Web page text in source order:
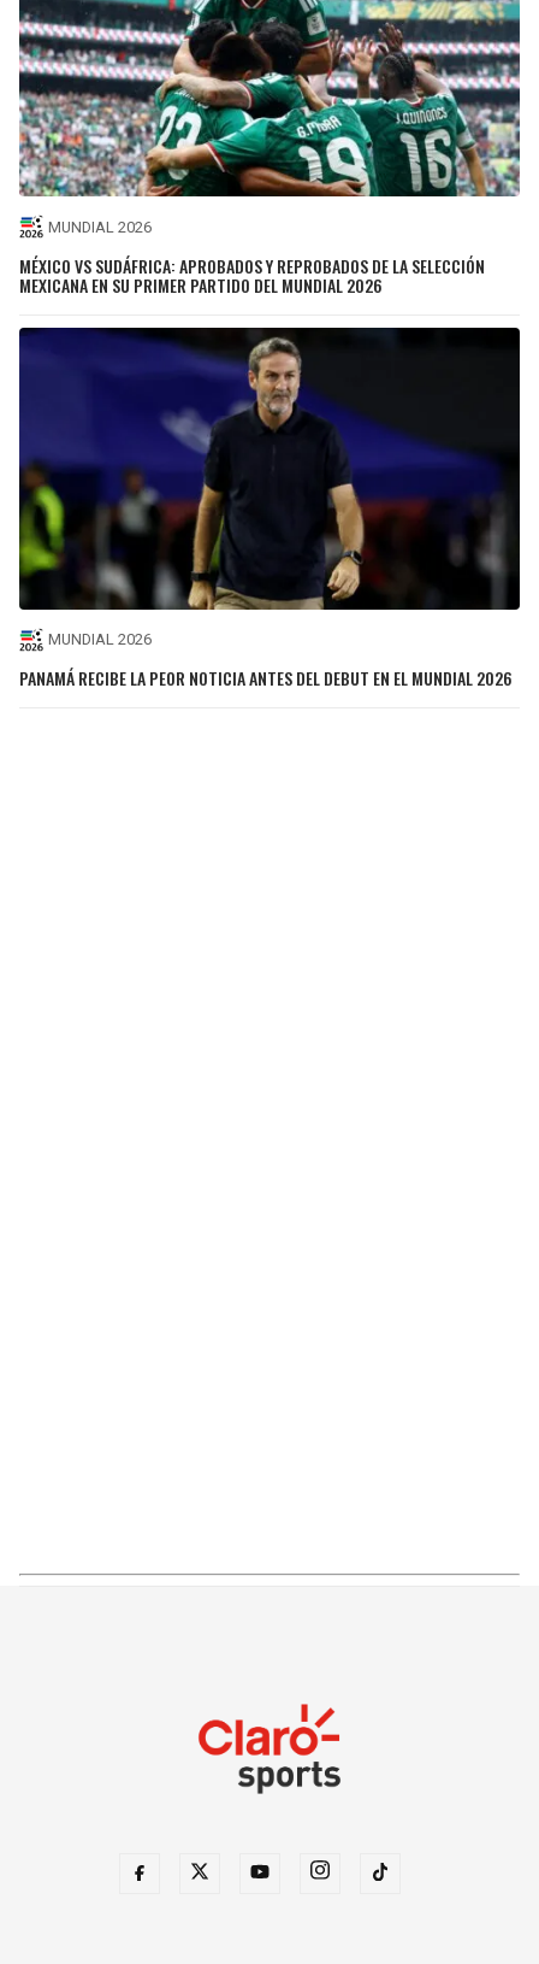
MUNDIAL 2026
MÉXICO VS SUDÁFRICA: APROBADOS Y REPROBADOS DE LA SELECCIÓN
MEXICANA EN SU PRIMER PARTIDO DEL MUNDIAL 2026
MUNDIAL 2026
PANAMÁ RECIBE LA PEOR NOTICIA ANTES DEL DEBUT EN EL MUNDIAL 2026